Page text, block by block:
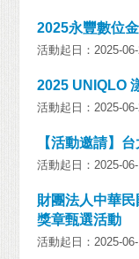
2025永豐數位
活動起日：2025-
2025 UNIQLO
活動起日：2025-
【活動邀請】
活動起日：2025-
財團法人中華
獎章甄選活動
活動起日：2025-